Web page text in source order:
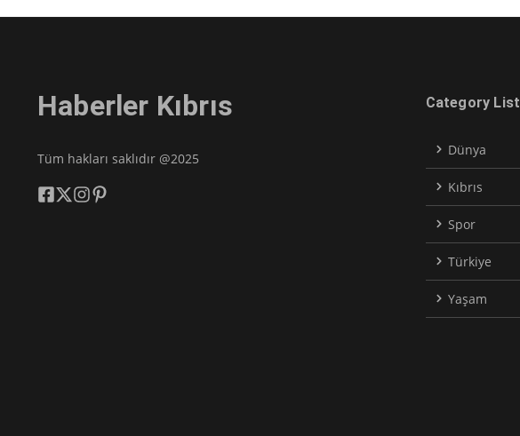
Haberler Kıbrıs
Tüm hakları saklıdır @2025
Category List
Dünya
Kıbrıs
Spor
Türkiye
Yaşam